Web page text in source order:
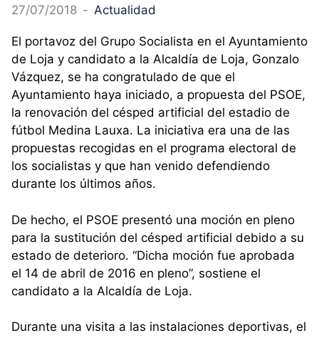
27/07/2018 - Actualidad
El portavoz del Grupo Socialista en el Ayuntamiento
de Loja y candidato a la Alcaldía de Loja, Gonzalo
Vázquez, se ha congratulado de que el
Ayuntamiento haya iniciado, a propuesta del PSOE,
la renovación del césped artificial del estadio de
fútbol Medina Lauxa. La iniciativa era una de las
propuestas recogidas en el programa electoral de
los socialistas y que han venido defendiendo
durante los últimos años.
De hecho, el PSOE presentó una moción en pleno
para la sustitución del césped artificial debido a su
estado de deterioro. “Dicha moción fue aprobada
el 14 de abril de 2016 en pleno”, sostiene el
candidato a la Alcaldía de Loja.
Durante una visita a las instalaciones deportivas, el